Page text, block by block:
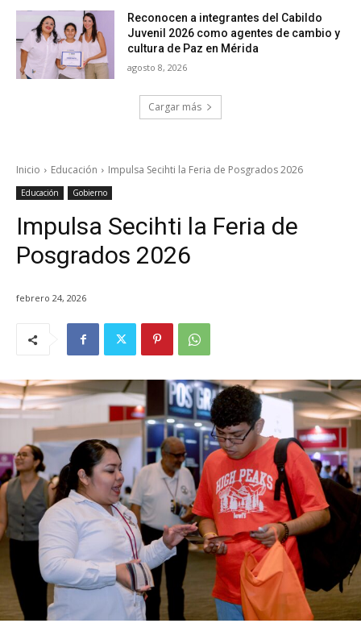
Reconocen a integrantes del Cabildo
Juvenil 2026 como agentes de cambio y
cultura de Paz en Mérida
agosto 8, 2026
Cargar más